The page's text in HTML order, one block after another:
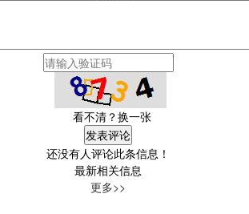
看不清？换一张
还没有人评论此条信息！
最新相关信息
更多>>